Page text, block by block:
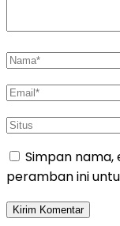
Simpan nama,
peramban ini